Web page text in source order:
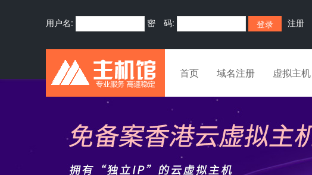
用户名: 密 码: 注册
首页 域名注册 虚拟主机